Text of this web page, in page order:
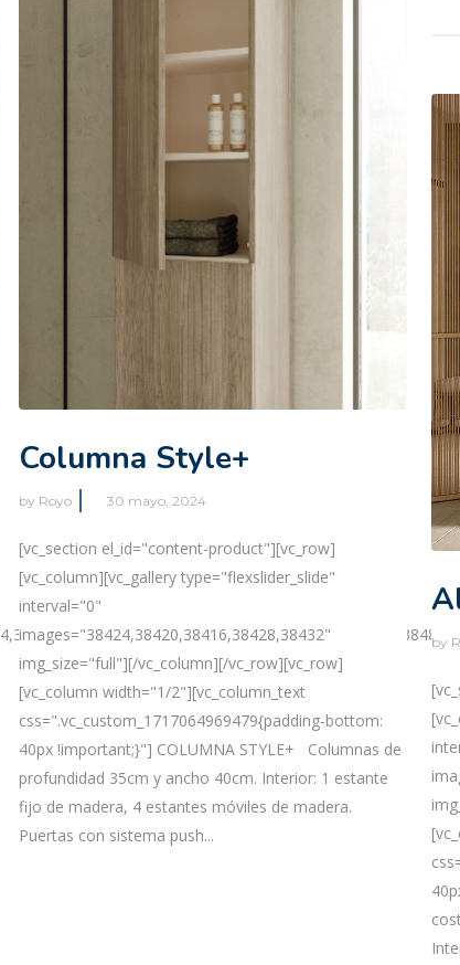
Columna Style+
by Royo 30 mayo, 2024
[vc_section el_id="content-product"][vc_row]
[vc_column][vc_gallery type="flexslider_slide"
interval="0"
images="38424,38420,38416,38428,38432"
img_size="full"][/vc_column][/vc_row][vc_row]
[vc_column width="1/2"][vc_column_text
css=".vc_custom_1717064969479{padding-bottom:
40px !important;}"] COLUMNA STYLE+ Columnas de
profundidad 35cm y ancho 40cm. Interior: 1 estante
fijo de madera, 4 estantes móviles de madera.
Puertas con sistema push...
by